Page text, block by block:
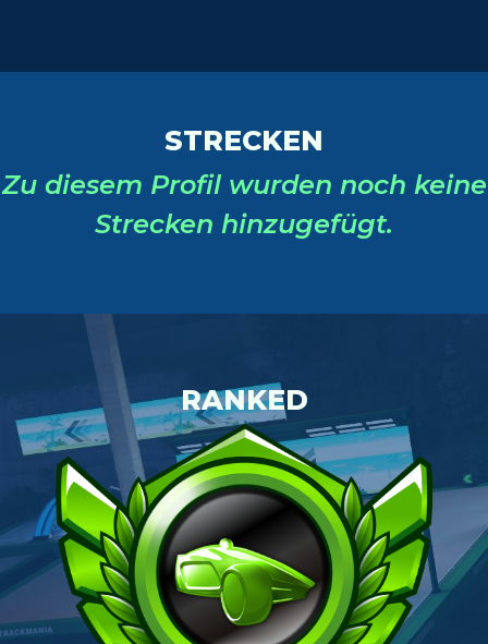
STRECKEN
Zu diesem Profil wurden noch keine
Strecken hinzugefügt.
RANKED